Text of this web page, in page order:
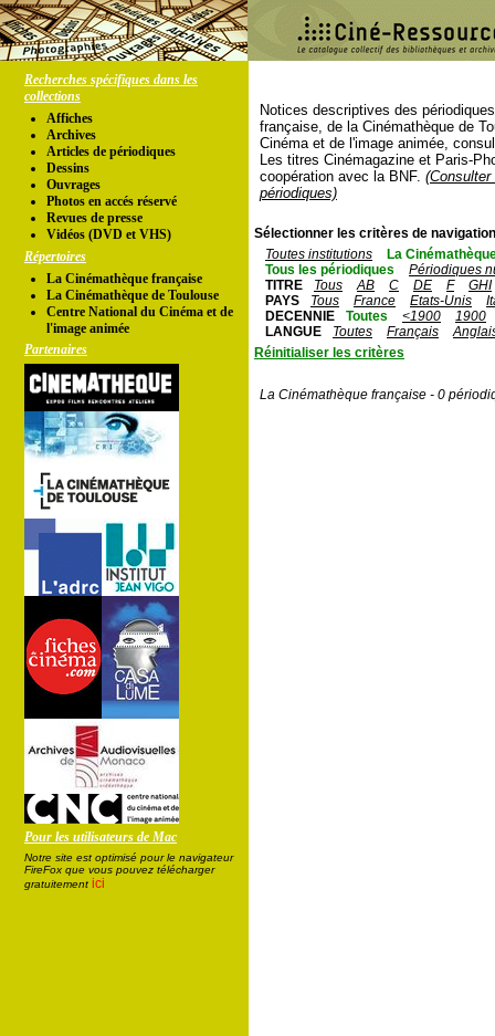
Recherches spécifiques dans les
collections
Affiches
Archives
Articles de périodiques
Dessins
Ouvrages
Photos en accés réservé
Revues de presse
Vidéos (DVD et VHS)
Répertoires
La Cinémathèque française
La Cinémathèque de Toulouse
Centre National du Cinéma et de
l'image animée
Partenaires
Pour les utilisateurs de Mac
Notre site est optimisé pour le navigateur
FireFox que vous pouvez télécharger
gratuitement ici
Notices descriptives des
française, de la Cinémathèque de
Cinéma et de l'image animée,
Les titres Cinémagazine et Paris-
coopération avec la BNF.
périodiques)
Sélectionner les critères de
Toutes institutions
La
Tous les périodiques
Périodiques
TITRE
Tous AB C DE F
GHI
PAYS
Tous France Etats-Unis
DECENNIE
Toutes <1900
1900
LANGUE
Toutes Français
Réinitialiser les critères
La Cinémathèque française - 0